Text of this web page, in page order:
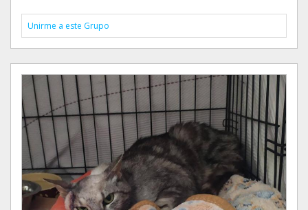
Unirme a este Grupo